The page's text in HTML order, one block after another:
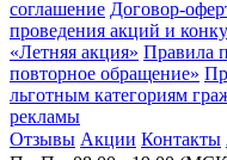
соглашение Договор-
проведения акций и
«Летняя акция» Правила
повторное обращение»
льготным категориям
рекламы
Отзывы Акции Контакты